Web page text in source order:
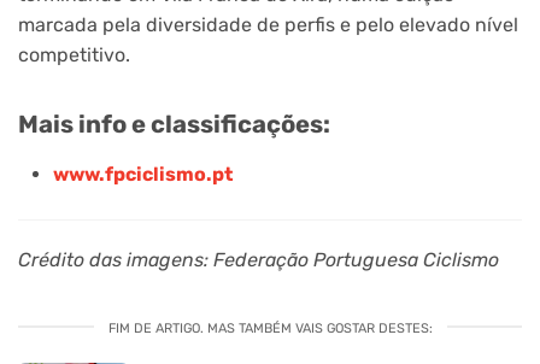
marcada pela diversidade de perfis e pelo elevado nível
competitivo.
Mais info e classificações:
www.fpciclismo.pt
Crédito das imagens: Federação Portuguesa Ciclismo
FIM DE ARTIGO. MAS TAMBÉM VAIS GOSTAR DESTES: